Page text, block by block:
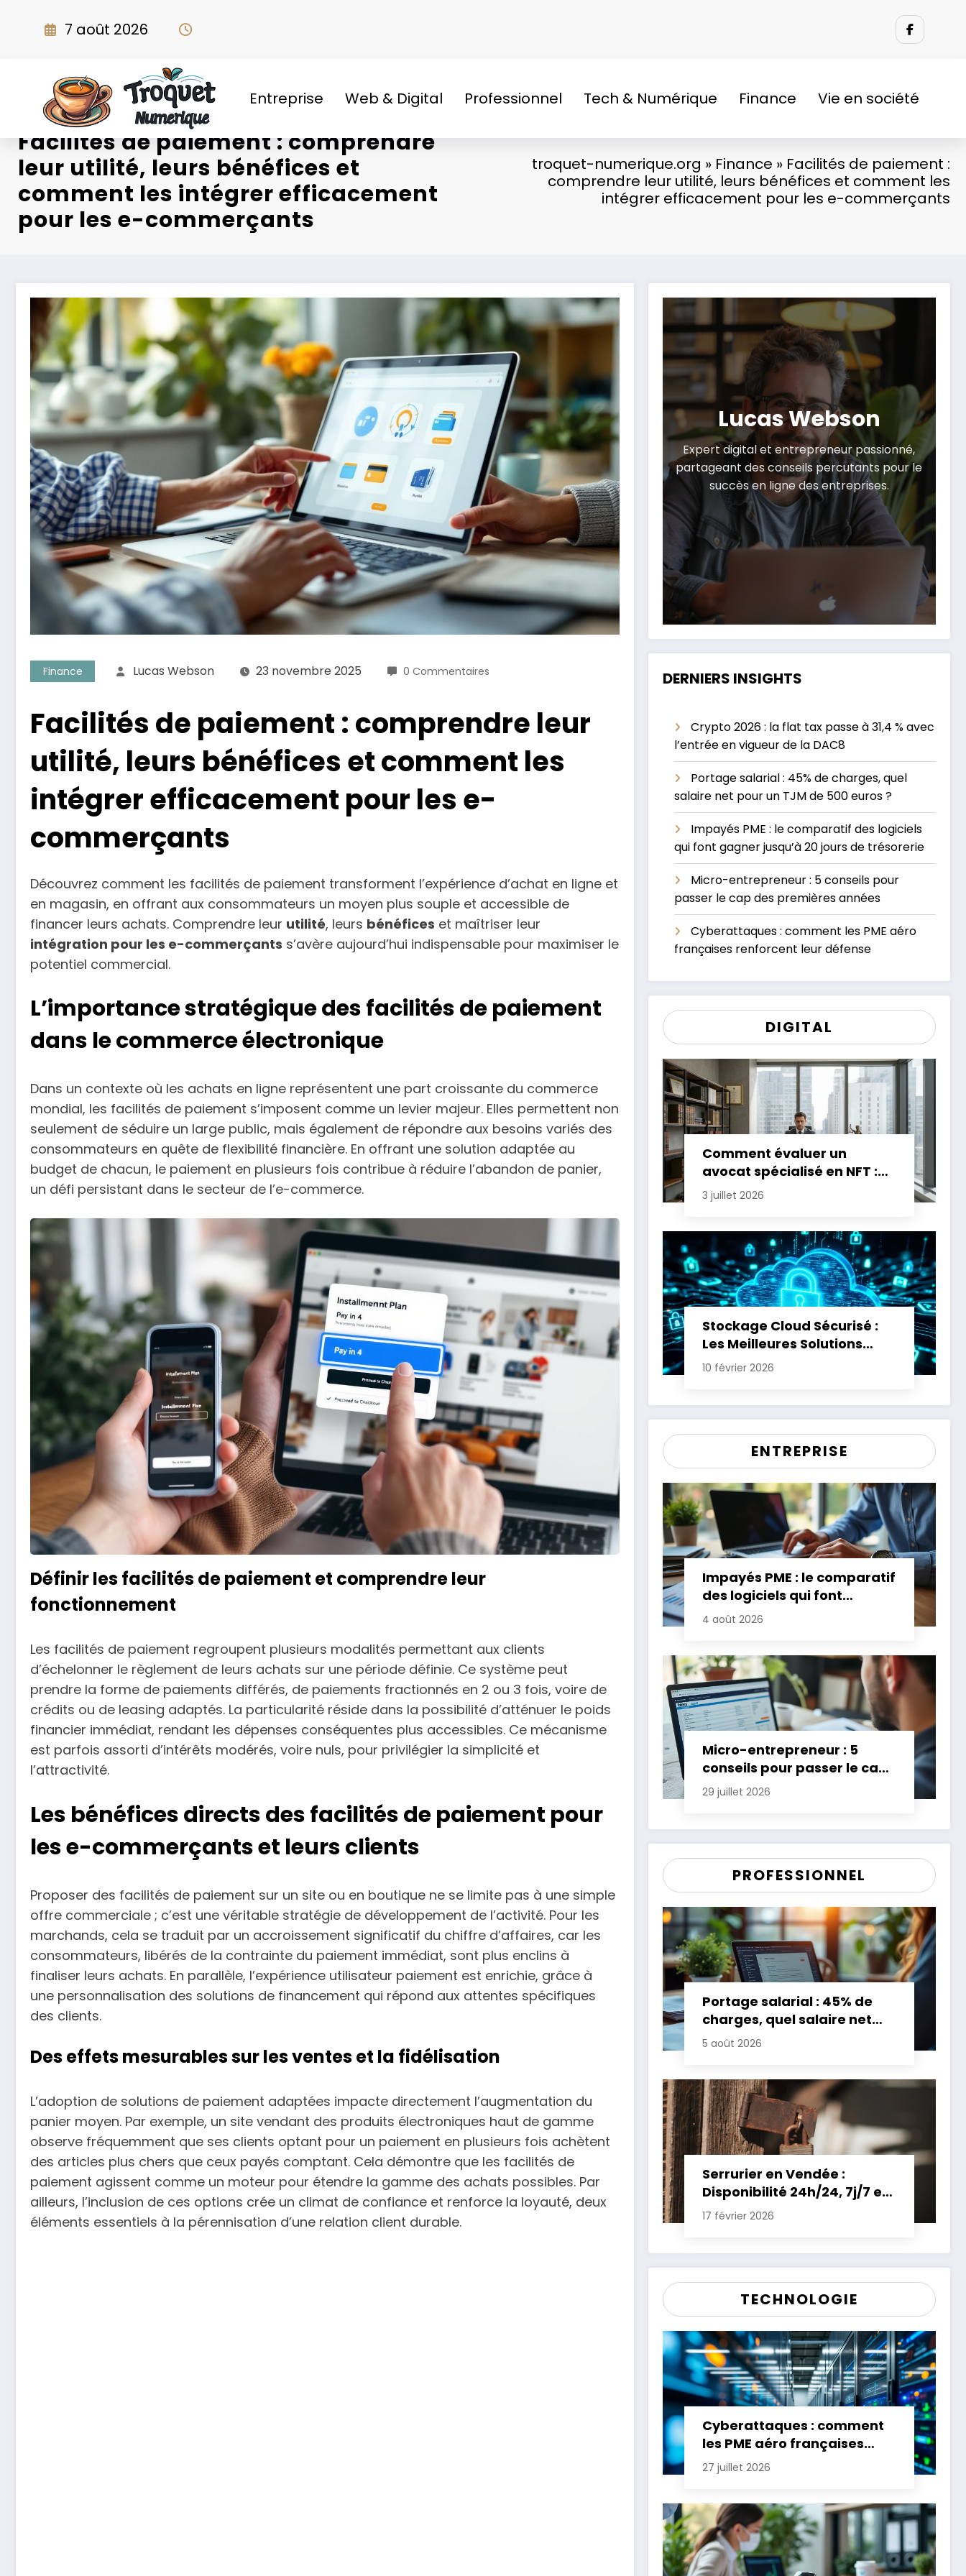
7 août 2026
Entreprise Web & Digital Professionnel Tech & Numérique Finance Vie en société
Facilités de paiement : comprendre
leur utilité, leurs bénéfices et
comment les intégrer efficacement
pour les e-commerçants
troquet-numerique.org » Finance » Facilités de paiement :
comprendre leur utilité, leurs bénéfices et comment les
intégrer efficacement pour les e-commerçants
Finance Lucas Webson 23 novembre 2025 0 Commentaires
Facilités de paiement : comprendre leur
utilité, leurs bénéfices et comment les
intégrer efficacement pour les e-
commerçants
Découvrez comment les facilités de paiement transforment l’expérience d’achat en ligne et
en magasin, en offrant aux consommateurs un moyen plus souple et accessible de
financer leurs achats. Comprendre leur utilité, leurs bénéfices et maîtriser leur
intégration pour les e-commerçants s’avère aujourd’hui indispensable pour maximiser le
potentiel commercial.
L’importance stratégique des facilités de paiement
dans le commerce électronique
Dans un contexte où les achats en ligne représentent une part croissante du commerce
mondial, les facilités de paiement s’imposent comme un levier majeur. Elles permettent non
seulement de séduire un large public, mais également de répondre aux besoins variés des
consommateurs en quête de flexibilité financière. En offrant une solution adaptée au
budget de chacun, le paiement en plusieurs fois contribue à réduire l’abandon de panier,
un défi persistant dans le secteur de l’e-commerce.
Définir les facilités de paiement et comprendre leur
fonctionnement
Les facilités de paiement regroupent plusieurs modalités permettant aux clients
d’échelonner le règlement de leurs achats sur une période définie. Ce système peut
prendre la forme de paiements différés, de paiements fractionnés en 2 ou 3 fois, voire de
crédits ou de leasing adaptés. La particularité réside dans la possibilité d’atténuer le poids
financier immédiat, rendant les dépenses conséquentes plus accessibles. Ce mécanisme
est parfois assorti d’intérêts modérés, voire nuls, pour privilégier la simplicité et
l’attractivité.
Les bénéfices directs des facilités de paiement pour
les e-commerçants et leurs clients
Proposer des facilités de paiement sur un site ou en boutique ne se limite pas à une simple
offre commerciale ; c’est une véritable stratégie de développement de l’activité. Pour les
marchands, cela se traduit par un accroissement significatif du chiffre d’affaires, car les
consommateurs, libérés de la contrainte du paiement immédiat, sont plus enclins à
finaliser leurs achats. En parallèle, l’expérience utilisateur paiement est enrichie, grâce à
une personnalisation des solutions de financement qui répond aux attentes spécifiques
des clients.
Des effets mesurables sur les ventes et la fidélisation
L’adoption de solutions de paiement adaptées impacte directement l’augmentation du
panier moyen. Par exemple, un site vendant des produits électroniques haut de gamme
observe fréquemment que ses clients optant pour un paiement en plusieurs fois achètent
des articles plus chers que ceux payés comptant. Cela démontre que les facilités de
paiement agissent comme un moteur pour étendre la gamme des achats possibles. Par
ailleurs, l’inclusion de ces options crée un climat de confiance et renforce la loyauté, deux
éléments essentiels à la pérennisation d’une relation client durable.
Lucas Webson
Expert digital et entrepreneur passionné,
partageant des conseils percutants pour le
succès en ligne des entreprises.
DERNIERS INSIGHTS
Crypto 2026 : la flat tax passe à 31,4 % avec
l’entrée en vigueur de la DAC8
Portage salarial : 45% de charges, quel
salaire net pour un TJM de 500 euros ?
Impayés PME : le comparatif des logiciels
qui font gagner jusqu’à 20 jours de trésorerie
Micro-entrepreneur : 5 conseils pour
passer le cap des premières années
Cyberattaques : comment les PME aéro
françaises renforcent leur défense
DIGITAL
Comment évaluer un
avocat spécialisé en NFT :
critères essentiels
3 juillet 2026
Stockage Cloud Sécurisé :
Les Meilleures Solutions
pour Protéger Vos Données
10 février 2026
ENTREPRISE
Impayés PME : le comparatif
des logiciels qui font
gagner jusqu’à 20 jours de
4 août 2026
Micro-entrepreneur : 5
conseils pour passer le cap
des premières années
29 juillet 2026
PROFESSIONNEL
Portage salarial : 45% de
charges, quel salaire net
pour un TJM de 500 euros ?
5 août 2026
Serrurier en Vendée :
Disponibilité 24h/24, 7j/7 et
Tarifs Clairs pour une
17 février 2026
TECHNOLOGIE
Cyberattaques : comment
les PME aéro françaises
renforcent leur défense
27 juillet 2026